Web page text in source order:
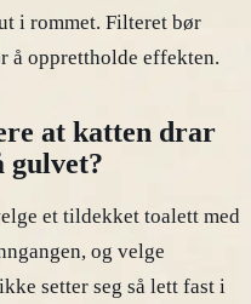
i rommet. Filteret bør
å opprettholde effekten.
at katten drar
gulvet?
et tildekket toalett med
og velge
setter seg så lett fast i